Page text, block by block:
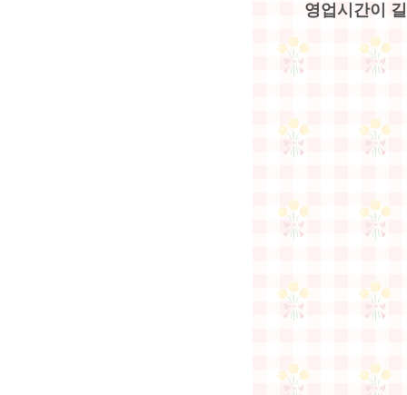
영업시간이